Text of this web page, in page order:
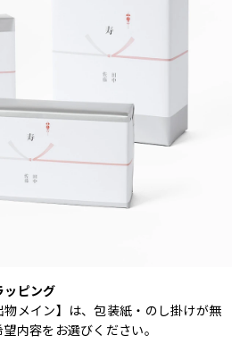
ッピング
メイン】は、包装紙・のし掛けが無
内容をお選びください。